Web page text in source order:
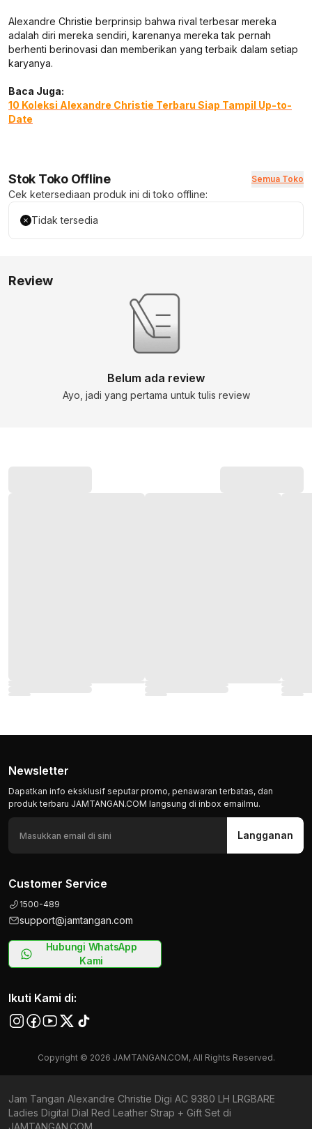
Newsletter
Dapatkan info eksklusif seputar promo, penawaran terbatas, dan
produk terbaru JAMTANGAN.COM langsung di inbox emailmu.
Langganan
Customer Service
1500-489
support@jamtangan.com
Hubungi WhatsApp
Kami
Ikuti Kami di:
Copyright © 2026 JAMTANGAN.COM, All Rights Reserved.
Jam Tangan Alexandre Christie Digi AC 9380 LH LRGBARE
Ladies Digital Dial Red Leather Strap + Gift Set di
JAMTANGAN.COM
Alexandre Christie berprinsip bahwa rival terbesar mereka
adalah diri mereka sendiri, karenanya mereka tak pernah
berhenti berinovasi dan memberikan yang terbaik dalam setiap
karyanya.
Baca Juga:
10 Koleksi Alexandre Christie Terbaru Siap Tampil Up-to-
Date
Stok Toko Offline Semua Toko
Cek ketersediaan produk ini di toko offline:
Tidak tersedia
Review
Belum ada review
Ayo, jadi yang pertama untuk tulis review